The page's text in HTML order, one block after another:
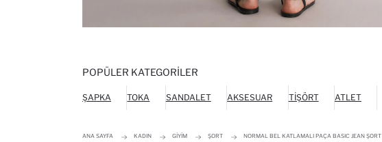
POPÜLER KATEGORILER
ŞAPKA TOKA SANDALET AKSESUAR TIŞÖRT ATLET
ANA SAYFA KADIN GIYIM ŞORT NORMAL BEL KATLAMALI PAÇA BASIC JEAN ŞORT